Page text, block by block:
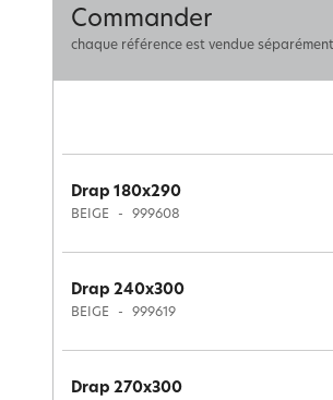
Commander
chaque référence est vendue séparément
Drap 180x290
BEIGE 999608
Drap 240x300
BEIGE 999619
Drap 270x300